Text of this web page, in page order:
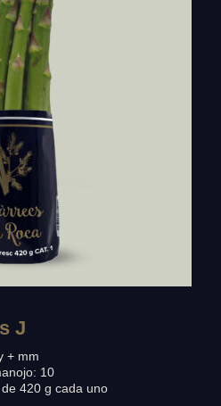
J
+ mm
10
420 g cada uno